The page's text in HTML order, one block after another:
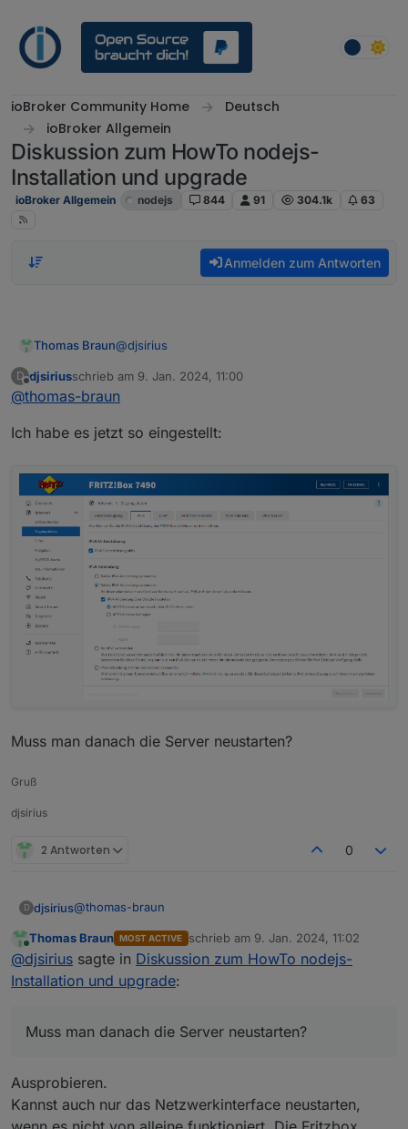
ioBroker Community Home
Deutsch
ioBroker Allgemein
Diskussion zum HowTo nodejs-
Installation und upgrade
ioBroker Allgemein nodejs 844 91 304.1k 63
Anmelden zum Antworten
Thomas Braun@djsirius
Das muss mit höchster Sicherheit auf 'IPv6
nativ' umgestellt werden.
genau das, was du jetzt beobachtest:
weil es da kein Routing hin gibt.
D
Offline
djsiriusschrieb am 9. Jan. 2024, 11:00
zuletzt editiert von
@thomas-braun
Ich habe es jetzt so eingestellt:
Muss man danach die Server neustarten?
Gruß
djsirius
2 Antworten 0
D djsirius@thomas-braun
Ich habe es jetzt so eingestellt:
Online
Thomas Braun MOST ACTIVE schrieb am 9. Jan. 2024, 11:02
zuletzt editiert von
@djsirius sagte in Diskussion zum HowTo nodejs-
Installation und upgrade:
Muss man danach die Server neustarten?
Ausprobieren.
Kannst auch nur das Netzwerkinterface neustarten,